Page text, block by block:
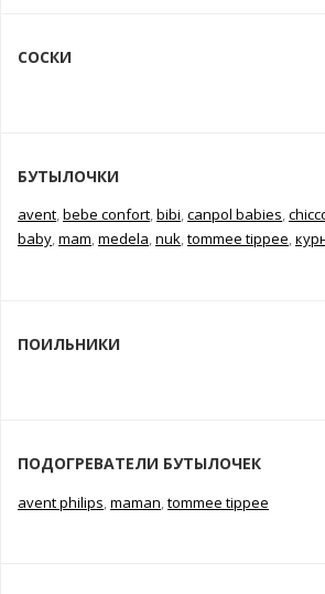
СОСКИ
БУТЫЛОЧКИ
avent,bebe confort,bibi,canpol babies,
baby,mam,medela,nuk,tommee tippee,
ПОИЛЬНИКИ
ПОДОГРЕВАТЕЛИ БУТЫЛОЧЕК
avent philips maman tommee tippee